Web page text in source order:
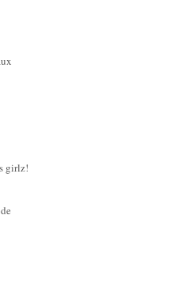
girlz!